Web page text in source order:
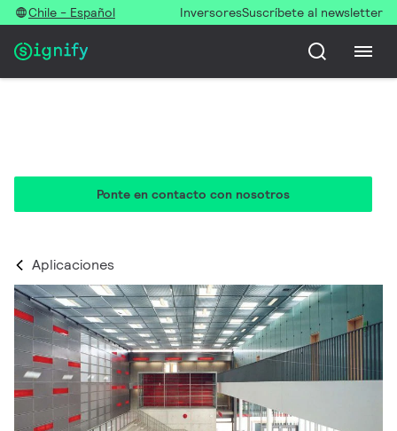
Chile - Español InversoresSuscríbete al newsletter
Ponte en contacto con nosotros
Aplicaciones